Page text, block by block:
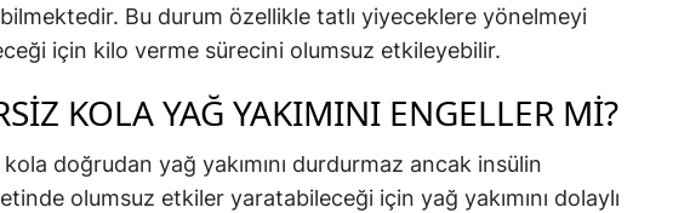
Bu durum özellikle tatlı yiyeceklere yönelmeyi
için kilo verme sürecini olumsuz etkileyebilir.
KOLA YAĞ YAKIMINI ENGELLER MI?
doğrudan yağ yakımını durdurmaz ancak insülin
olumsuz etkiler yaratabileceği için yağ yakımını dolaylı